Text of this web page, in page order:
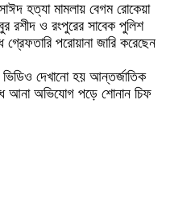
হত্যা মামলায় বেগম রোকেয়া
রশীদ ও রংপুরের সাবেক পুলিশ
পরোয়ানা জারি করেছেন
দেখানো হয় আন্তর্জাতিক
আনা অভিযোগ পড়ে শোনান চিফ